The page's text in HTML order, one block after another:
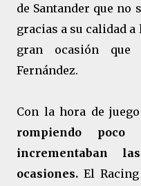
de Santander que no
gracias a su calidad
gran ocasión
Fernández.
Con la hora de juego
rompiendo
incrementaban
ocasiones.El